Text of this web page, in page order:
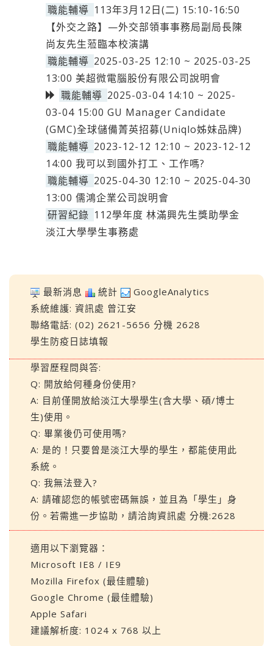
職能輔導 113年3月12日(二) 15:10-16:50
【外交之路】—外交部領事事務局副局長陳
尚友先生蒞臨本校演講
職能輔導 2025-03-25 12:10 ~ 2025-03-25
13:00 美超微電腦股份有限公司說明會
職能輔導 2025-03-04 14:10 ~ 2025-
03-04 15:00 GU Manager Candidate
(GMC)全球儲備菁英招募(Uniqlo姊妹品牌)
職能輔導 2023-12-12 12:10 ~ 2023-12-12
14:00 我可以到國外打工、工作嗎?
職能輔導 2025-04-30 12:10 ~ 2025-04-30
13:00 儒鴻企業公司說明會
研習紀錄 112學年度 林滿興先生獎助學金
淡江大學學生事務處
最新消息 統計
GoogleAnalytics
系統維護: 資訊處 曾江安
聯絡電話: (02) 2621-5656 分機 2628
學生防疫日誌填報
學習歷程問與答:
Q: 開放給何種身份使用?
A: 目前僅開放給淡江大學學生(含大學、碩/博士
生)使用。
Q: 畢業後仍可使用嗎?
A: 是的！只要曾是淡江大學的學生，都能使用此
系統。
Q: 我無法登入?
A: 請確認您的帳號密碼無誤，並且為「學生」身
份。若需進一步協助，請洽詢資訊處 分機:2628
適用以下瀏覽器：
Microsoft IE8 / IE9
Mozilla Firefox (最佳體驗)
Google Chrome (最佳體驗)
Apple Safari
建議解析度: 1024 x 768 以上